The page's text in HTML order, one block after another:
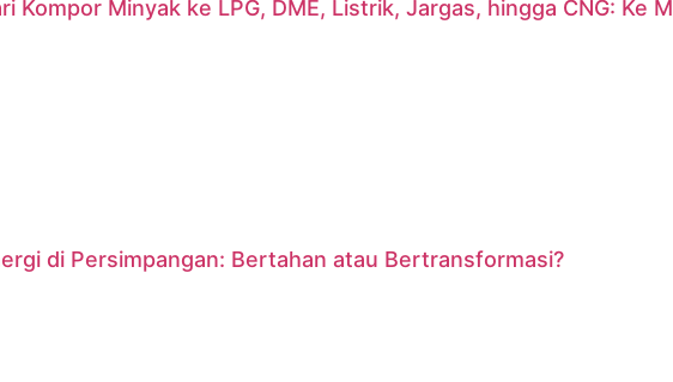
Kompor Minyak ke LPG, DME, Listrik, Jargas, hingga CNG: Ke
di Persimpangan: Bertahan atau Bertransformasi?